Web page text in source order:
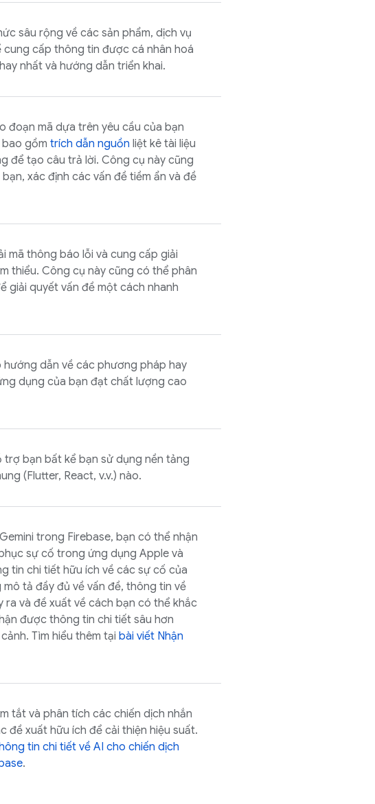
sâu rộng về các sản phẩm, dịch vụ
cấp thông tin được cá nhân hoá
nhất và hướng dẫn triển khai.
đoạn mã dựa trên yêu cầu của bạn
gồm trích dẫn nguồn liệt kê tài liệu
để tạo câu trả lời. Công cụ này cũng
xác định các vấn đề tiềm ẩn và đề
mã thông báo lỗi và cung cấp giải
thiểu. Công cụ này cũng có thể phân
giải quyết vấn đề một cách nhanh
hướng dẫn về các phương pháp hay
dụng của bạn đạt chất lượng cao
trợ bạn bất kể bạn sử dụng nền tảng
(Flutter, React, v.v.) nào.
trong Firebase, bạn có thể nhận
sự cố trong ứng dụng Apple và
tin chi tiết hữu ích về các sự cố của
tả đầy đủ về vấn đề, thông tin về
và đề xuất về cách bạn có thể khắc
được thông tin chi tiết sâu hơn
Tìm hiểu thêm tại bài viết Nhận
tắt và phân tích các chiến dịch nhắn
đề xuất hữu ích để cải thiện hiệu suất.
tin chi tiết về AI cho chiến dịch
.